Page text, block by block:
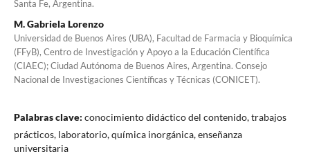
Santa Fe, Argentina.
M. Gabriela Lorenzo
Universidad de Buenos Aires (UBA), Facultad de Farmacia y Bioquímica
(FFyB), Centro de Investigación y Apoyo a la Educación Científica
(CIAEC); Ciudad Autónoma de Buenos Aires, Argentina. Consejo
Nacional de Investigaciones Científicas y Técnicas (CONICET).
Palabras clave: conocimiento didáctico del contenido, trabajos
prácticos, laboratorio, química inorgánica, enseñanza
universitaria